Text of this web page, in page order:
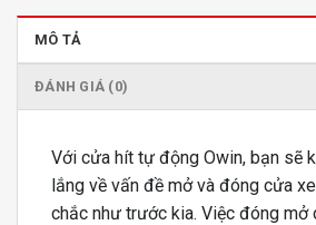
MÔ TẢ
ĐÁNH GIÁ (0)
Với cửa hít tự động Owin, bạn sẽ
lắng về vấn đề mở và đóng cửa
chắc như trước kia. Việc đóng mở